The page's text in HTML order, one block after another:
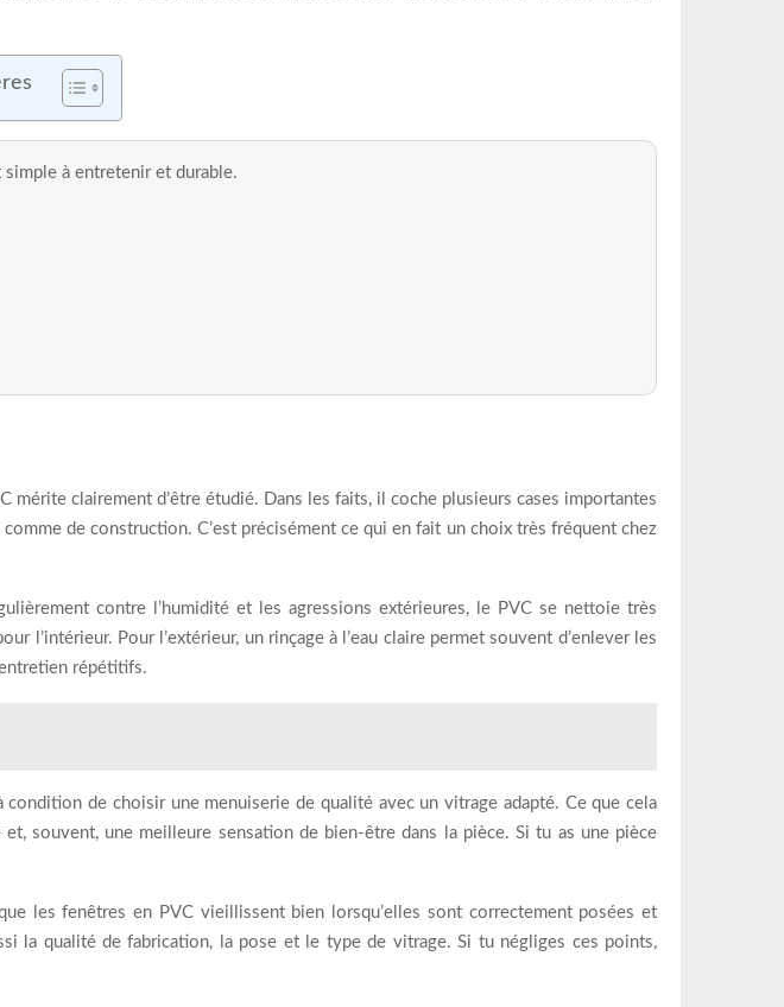
à entretenir et durable.
clairement d’être étudié. Dans les faits, il coche plusieurs cases importantes
de construction. C’est précisément ce qui en fait un choix très fréquent chez
contre l’humidité et les agressions extérieures, le PVC se nettoie très
l’intérieur. Pour l’extérieur, un rinçage à l’eau claire permet souvent d’enlever les
répétitifs.
de choisir une menuiserie de qualité avec un vitrage adapté. Ce que cela
souvent, une meilleure sensation de bien-être dans la pièce. Si tu as une pièce
les fenêtres en PVC vieillissent bien lorsqu’elles sont correctement posées et
la qualité de fabrication, la pose et le type de vitrage. Si tu négliges ces points,